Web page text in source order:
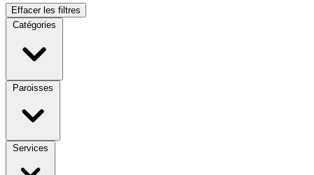
Effacer les filtres
Catégories
Paroisses
Services